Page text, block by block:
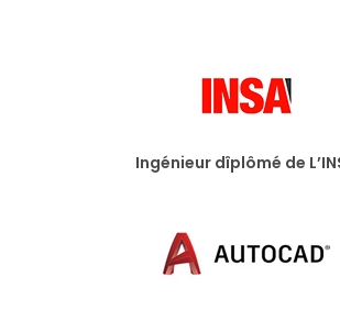
Ingénieur dîplômé de